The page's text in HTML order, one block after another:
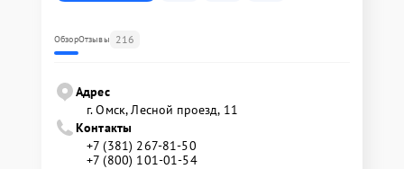
ОбзорОтзывы 216
Адрес
г. Омск, ​Лесной проезд, 11
Контакты
+7 (381) 267-81-50
+7 (800) 101-01-54